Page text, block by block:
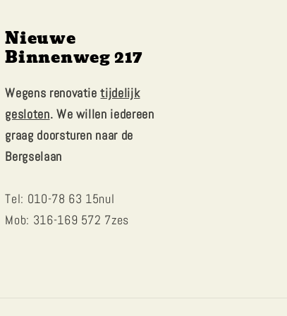
Nieuwe
Binnenweg 217
Wegens renovatietijdelijk
gesloten. We willen iedereen
graag doorsturen naar de
Bergselaan
Tel: 010-78 63 15nul
Mob: 316-169 572 7zes